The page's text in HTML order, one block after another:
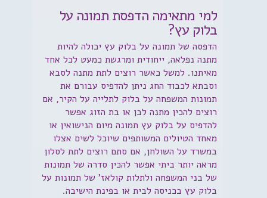
למי מתאימה הדפסת תמונה על
בלוק עץ?
הדפסה של תמונה על בלוק עץ יכולה להיות
מתנה נפלאה, ייחודית ומרגשת כמעט לכל אחד
מאיתנו. למשל כאשר רוצים לתת מתנה לסבא
וסבתא לכבוד החג ניתן להדפיס עבורם את
תמונות המשפחה על בלוק לתלייה על הקיר, אם
רוצים להכין מתנה לבן או בת הזוג אפשר
להדפיס על בלוק עץ תמונה מיום הנישואין או
מאחד הטיולים המשותפים שיוכל לשים אצלו
במשרד על השולחן, אם סתם רוצים לתת לסלון
מראה יותר ביתי אפשר להכין סדרה של תמונות
של בני המשפחה ולתלות קולאז' של תמונות על
בלוק עץ בכניסה לבית או בפינת הישיבה.